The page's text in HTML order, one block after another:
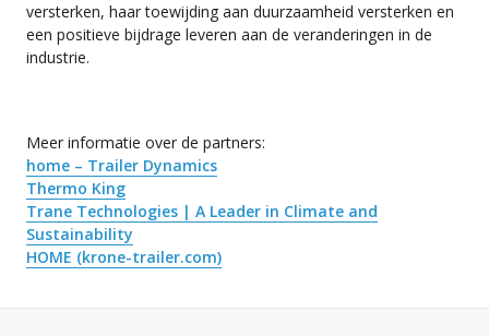
versterken, haar toewijding aan duurzaamheid versterken en
een positieve bijdrage leveren aan de veranderingen in de
industrie.
Meer informatie over de partners:
home – Trailer Dynamics
Thermo King
Trane Technologies | A Leader in Climate and
Sustainability
HOME (krone-trailer.com)